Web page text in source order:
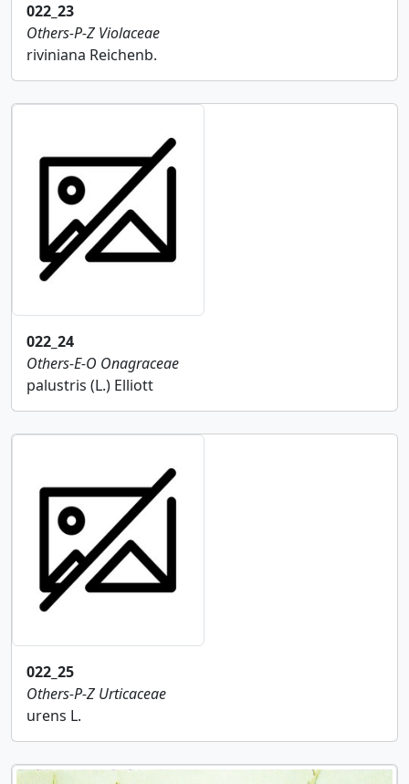
022_23
Others-P-Z Violaceae
riviniana Reichenb.
022_24
Others-E-O Onagraceae
palustris (L.) Elliott
022_25
Others-P-Z Urticaceae
urens L.